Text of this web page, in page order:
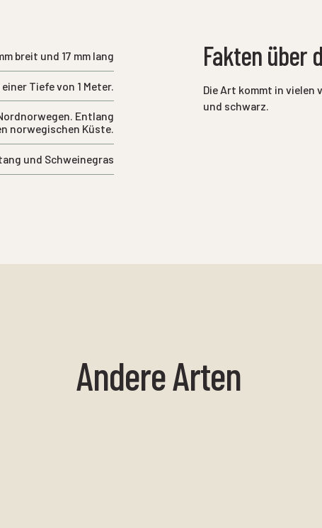
breit und 17 mm lang
Tiefe von 1 Meter.
Entlang
norwegischen Küste.
und Schweinegras
Fakten über
Die Art kommt in vielen
und schwarz.
Andere Arten